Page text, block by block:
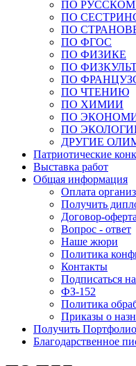
ПО
ПО
ПО
ПО ФГОС
ПО ФИЗИКЕ
ПО
ПО
ПО ЧТЕНИЮ
ПО ХИМИИ
ПО
ПО
ДРУГИЕ
Патриотические
Выставка работ
Общая информация
Оплата
Получить
Договор-оферта
Вопрос - ответ
Наше жюри
Политика
Контакты
Подписаться
ФЗ-152
Политика
Приказы о
Получить Портфолио
Благодарственное